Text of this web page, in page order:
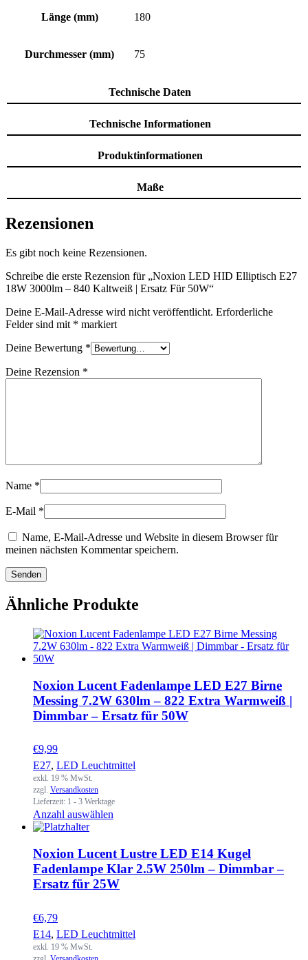
Länge (mm) 180
Durchmesser (mm) 75
Technische Daten
Technische Informationen
Produktinformationen
Maße
Rezensionen
Es gibt noch keine Rezensionen.
Schreibe die erste Rezension für „Noxion LED HID Elliptisch E27
18W 3000lm – 840 Kaltweiß | Ersatz Für 50W“
Deine E-Mail-Adresse wird nicht veröffentlicht. Erforderliche
Felder sind mit * markiert
Deine Bewertung *
Deine Rezension *
Name *
E-Mail *
Name, E-Mail-Adresse und Website in diesem Browser für
meinen nächsten Kommentar speichern.
Ähnliche Produkte
Noxion Lucent Fadenlampe LED E27 Birne
Messing 7.2W 630lm – 822 Extra Warmweiß |
Dimmbar – Ersatz für 50W
€9,99
E27, LED Leuchtmittel
exkl. 19 % MwSt.
zzgl. Versandkosten
Lieferzeit: 1 - 3 Werktage
Anzahl auswählen
Noxion Lucent Lustre LED E14 Kugel
Fadenlampe Klar 2.5W 250lm – Dimmbar –
Ersatz für 25W
€6,79
E14, LED Leuchtmittel
exkl. 19 % MwSt.